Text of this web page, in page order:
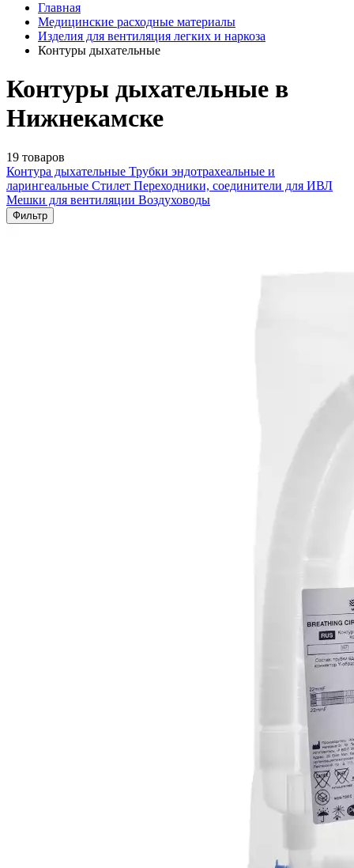
Главная
Медицинские расходные материалы
Изделия для вентиляция легких и наркоза
Контуры дыхательные
Контуры дыхательные в
Нижнекамске
19 товаров
Контура дыхательные Трубки эндотрахеальные и
ларингеальные Стилет Переходники, соединители для ИВЛ
Мешки для вентиляции Воздуховоды
Фильтр